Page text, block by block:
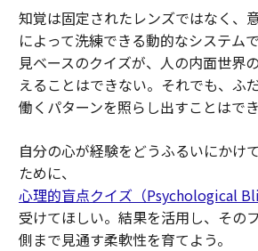
知覚は固定されたレンズではなく、
によって洗練できる動的なシステム
見ベースのクイズが、人の内面世界
えることはできない。それでも、ふ
働くパターンを照らし出すことはでき
自分の心が経験をどうふるいにかけ
ために、
心理的盲点クイズ（Psychological
受けてほしい。結果を活用し、その
側まで見通す柔軟性を育てよう。